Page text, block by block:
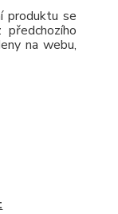
produktu se
na webu,